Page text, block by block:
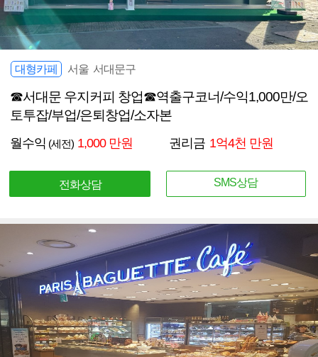
대형카페 서울 서대문구
☎서대문 우지커피 창업☎역출구코너/수익1,000만/오
토투잡/부업/은퇴창업/소자본
월수익 (세전) 1,000 만원 권리금 1억4천 만원
전화상담 SMS상담